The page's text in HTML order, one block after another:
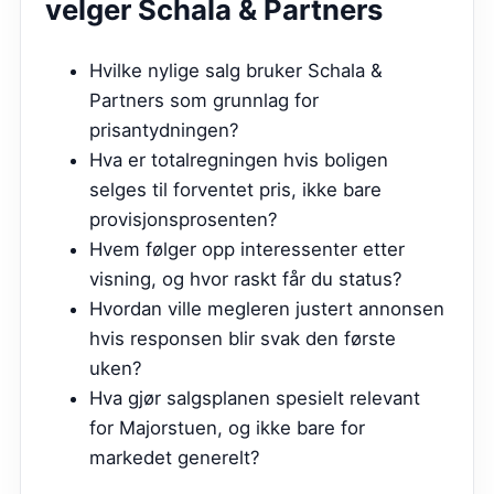
velger Schala & Partners
Hvilke nylige salg bruker Schala &
Partners som grunnlag for
prisantydningen?
Hva er totalregningen hvis boligen
selges til forventet pris, ikke bare
provisjonsprosenten?
Hvem følger opp interessenter etter
visning, og hvor raskt får du status?
Hvordan ville megleren justert annonsen
hvis responsen blir svak den første
uken?
Hva gjør salgsplanen spesielt relevant
for Majorstuen, og ikke bare for
markedet generelt?